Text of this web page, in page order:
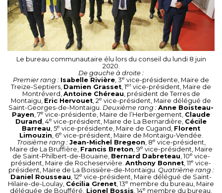
Le bureau communautaire élu lors du conseil du lundi 8 juin
2020.
De gauche à droite :
Premier rang : Isabelle Rivière, 3e vice-présidente, Maire de
Treize-Septiers, Damien Grasset, 1er vice-président, Maire de
Montréverd, Antoine Chéreau, président de Terres de
Montaigu, Eric Hervouet, 2e vice-président, Maire délégué de
Saint-Georges-de-Montaigu. Deuxième rang : Anne Boisteau-
Payen, 7e vice-présidente, Maire de l’Herbergement, Claude
Durand , 4e vice-président, Maire de La Bernardière, Cécile
Barreau, 5e vice-présidente, Maire de Cugand, Florent
Limouzin, 6e vice-président, Maire de Montaigu-Vendée.
Troisième rang : Jean-Michel Bregeon, 8e vice-président,
Maire de La Bruffière, Francis Breton, 9e vice-président, Maire
de Saint-Philbert-de-Bouaine, Bernard Dabreteau, 10e vice-
président, Maire de Rocheservière. Anthony Bonnet, 11e vice-
président, Maire de La Boissière-de-Montaigu. Quatrième rang :
Daniel Rousseau, 12e vice-président, Maire délégué de Saint-
Hilaire-de-Loulay, Cécilia Grenet, 13e membre du bureau, Maire
déléguée de Boufféré, Lionel Bossis, 14e membre du bureau,